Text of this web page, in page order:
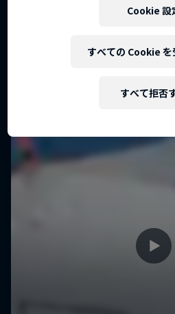
Cookie 設
すべて拒否
すべての Cookie を